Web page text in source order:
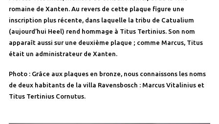
romaine de Xanten. Au revers de cette plaque figure une
inscription plus récente, dans laquelle la tribu de Catualium
(aujourd’hui Heel) rend hommage à Titus Tertinius. Son nom
apparaît aussi sur une deuxième plaque ; comme Marcus, Titus
était un administrateur de Xanten.
Photo : Grâce aux plaques en bronze, nous connaissons les noms
de deux habitants de la villa Ravensbosch : Marcus Vitalinius et
Titus Tertinius Cornutus.